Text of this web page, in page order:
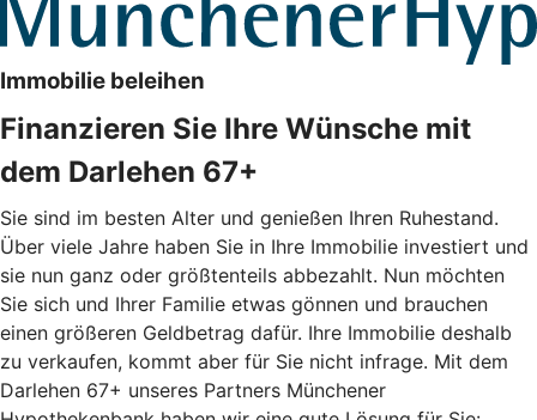
Immobilie beleihen
Finanzieren Sie Ihre Wünsche mit
dem Darlehen 67+
Sie sind im besten Alter und genießen Ihren Ruhestand.
Über viele Jahre haben Sie in Ihre Immobilie investiert und
sie nun ganz oder größtenteils abbezahlt. Nun möchten
Sie sich und Ihrer Familie etwas gönnen und brauchen
einen größeren Geldbetrag dafür. Ihre Immobilie deshalb
zu verkaufen, kommt aber für Sie nicht infrage. Mit dem
Darlehen 67+ unseres Partners Münchener